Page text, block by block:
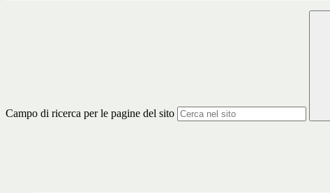
Campo di ricerca per le pagine del sito